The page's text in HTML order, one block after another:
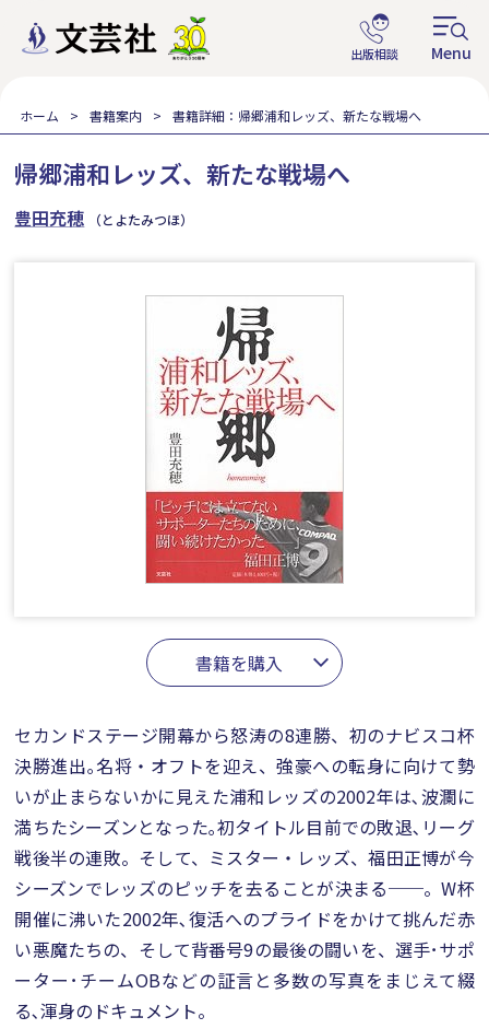
ホーム 書籍案内 書籍詳細：帰郷浦和レッズ、新たな戦場へ
帰郷浦和レッズ、新たな戦場へ
豊田充穂 （とよたみつほ）
書籍を購入
セカンドステージ開幕から怒涛の8連勝、初のナビスコ杯
決勝進出｡名将・オフトを迎え、強豪への転身に向けて勢
いが止まらないかに見えた浦和レッズの2002年は､波瀾に
満ちたシーズンとなった｡初タイトル目前での敗退､リーグ
戦後半の連敗。そして、ミスター・レッズ、福田正博が今
シーズンでレッズのピッチを去ることが決まる──。W杯
開催に沸いた2002年､復活へのプライドをかけて挑んだ赤
い悪魔たちの、そして背番号9の最後の闘いを、選手･サポ
ーター･チームOBなどの証言と多数の写真をまじえて綴
る､渾身のドキュメント。